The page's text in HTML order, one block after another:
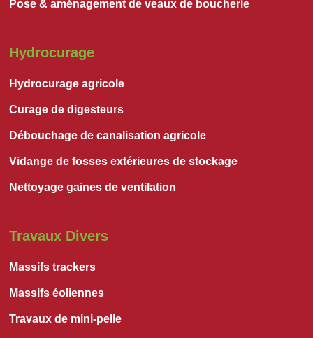
Pose & aménagement de veaux de boucherie
Hydrocurage
Hydrocurage agricole
Curage de digesteurs
Débouchage de canalisation agricole
Vidange de fosses extérieures de stockage
Nettoyage gaines de ventilation
Travaux Divers
Massifs trackers
Massifs éoliennes
Travaux de mini-pelle